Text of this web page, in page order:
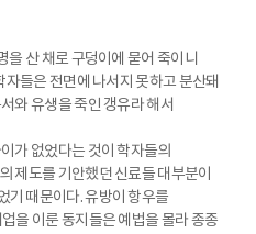
산 채로 구덩이에 묻어 죽이니
들은 전면에 나서지 못하고 분산돼
와 유생을 죽인 갱유라 해서
가 없었다는 것이 학자들의
제도를 기안했던 신료들 대부분이
기 때문이다. 유방이 항우를
을 이룬 동지들은 예법을 몰라 종종